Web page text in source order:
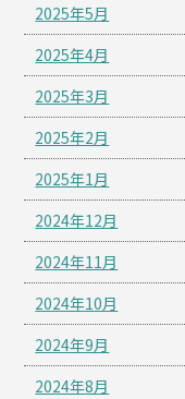
2025年5月
2025年4月
2025年3月
2025年2月
2025年1月
2024年12月
2024年11月
2024年10月
2024年9月
2024年8月